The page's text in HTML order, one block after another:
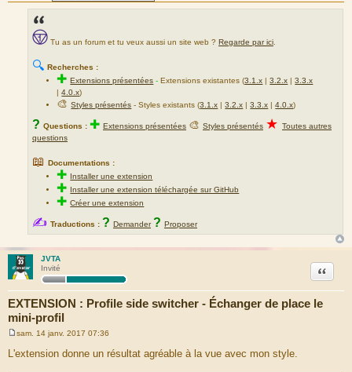
Tu as un forum et tu veux aussi un site web ? Regarde par ici
🔍 Recherches :
✚Extensions présentées -Extensions existantes (3.1.x |3.2.x |3.3.x
|4.0.x)
🎨Styles présentés - Styles existants (3.1.x |3.2.x |3.3.x |4.0.x)
? Questions : ✚ Extensions présentées 🎨 Styles présentés ★ Toutes autres
questions
📖 Documentations :
✚ Installer une extension
✚ Installer une extension téléchargée sur GitHub
✚Créer une extension
✍ Traductions : ? Demander ? Proposer
JVTA
Invité
EXTENSION : Profile side switcher - Échanger de place le
mini-profil
Citation
s
sam. 14 janv. 2017 07:36
L'extension donne un résultat agréable à la vue avec mon style.